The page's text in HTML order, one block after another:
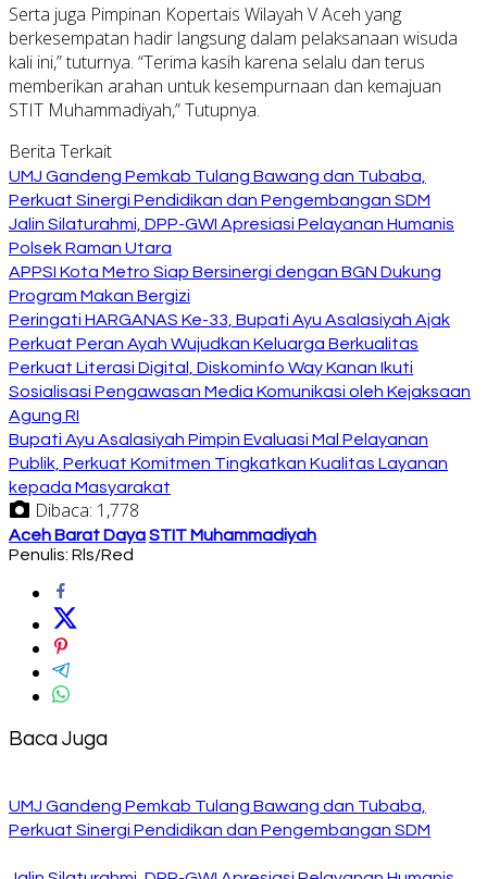
Serta juga Pimpinan Kopertais Wilayah V Aceh yang
berkesempatan hadir langsung dalam pelaksanaan wisuda
kali ini,” tuturnya. “Terima kasih karena selalu dan terus
memberikan arahan untuk kesempurnaan dan kemajuan
STIT Muhammadiyah,” Tutupnya.
Berita Terkait
UMJ Gandeng Pemkab Tulang Bawang dan Tubaba,
Perkuat Sinergi Pendidikan dan Pengembangan SDM
Jalin Silaturahmi, DPP-GWI Apresiasi Pelayanan Humanis
Polsek Raman Utara
APPSI Kota Metro Siap Bersinergi dengan BGN Dukung
Program Makan Bergizi
Peringati HARGANAS Ke-33, Bupati Ayu Asalasiyah Ajak
Perkuat Peran Ayah Wujudkan Keluarga Berkualitas
Perkuat Literasi Digital, Diskominfo Way Kanan Ikuti
Sosialisasi Pengawasan Media Komunikasi oleh Kejaksaan
Agung RI
Bupati Ayu Asalasiyah Pimpin Evaluasi Mal Pelayanan
Publik, Perkuat Komitmen Tingkatkan Kualitas Layanan
kepada Masyarakat
Dibaca: 1,778
Aceh Barat DayaSTIT Muhammadiyah
Penulis: Rls/Red
Baca Juga
UMJ Gandeng Pemkab Tulang Bawang dan Tubaba,
Perkuat Sinergi Pendidikan dan Pengembangan SDM